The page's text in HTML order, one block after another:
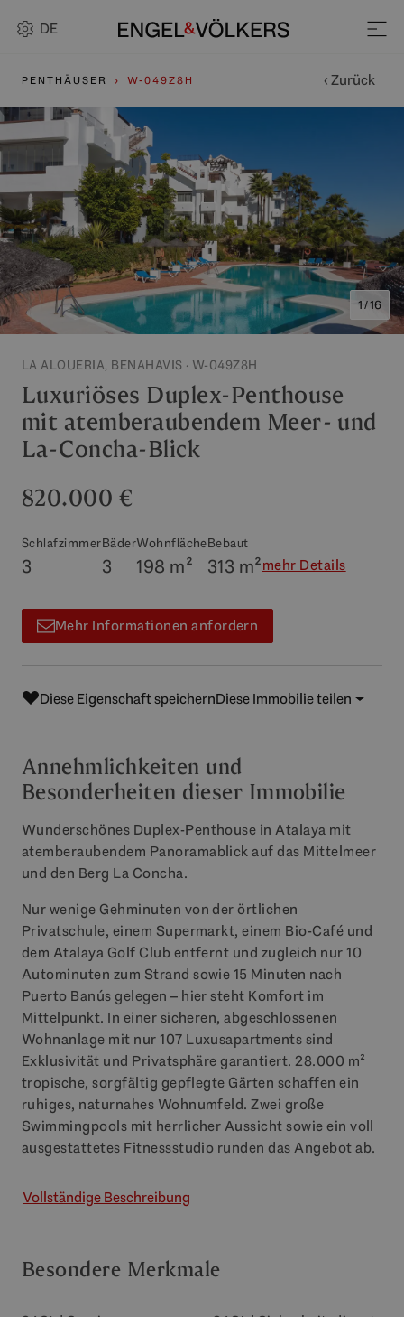
DE
PENTHÄUSER W-049Z8H ‹ Zurück
1 / 16
LA ALQUERIA, BENAHAVIS · W-049Z8H
Luxuriöses Duplex-Penthouse
mit atemberaubendem Meer- und
La-Concha-Blick
820.000 €
Schlafzimmer
3
Bäder
3
Wohnfläche
198 m²
Bebaut
313 m²mehr Details
Mehr Informationen anfordern
Diese Eigenschaft speichernDiese Immobilie teilen
Annehmlichkeiten und
Besonderheiten dieser Immobilie
Wunderschönes Duplex-Penthouse in Atalaya mit
atemberaubendem Panoramablick auf das Mittelmeer
und den Berg La Concha.
Nur wenige Gehminuten von der örtlichen
Privatschule, einem Supermarkt, einem Bio-Café und
dem Atalaya Golf Club entfernt und zugleich nur 10
Autominuten zum Strand sowie 15 Minuten nach
Puerto Banús gelegen – hier steht Komfort im
Mittelpunkt. In einer sicheren, abgeschlossenen
Wohnanlage mit nur 107 Luxusapartments sind
Exklusivität und Privatsphäre garantiert. 28.000 m²
tropische, sorgfältig gepflegte Gärten schaffen ein
ruhiges, naturnahes Wohnumfeld. Zwei große
Swimmingpools mit herrlicher Aussicht sowie ein voll
ausgestattetes Fitnessstudio runden das Angebot ab.
Vollständige Beschreibung
Besondere Merkmale